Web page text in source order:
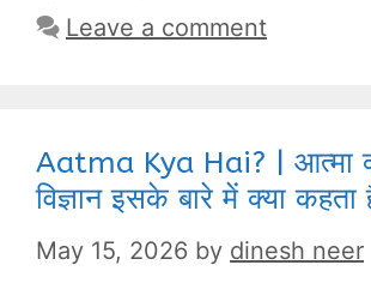
Leave a comment
Aatma Kya Hai? | आत्मा
विज्ञान इसके बारे में क्या कहता
May 15, 2026 by dinesh neer